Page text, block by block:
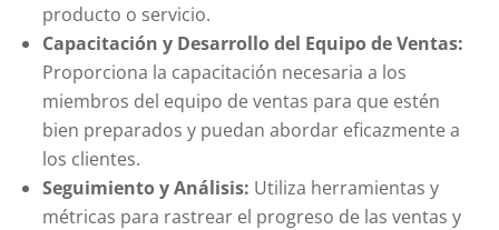
producto o servicio.
Capacitación y Desarrollo del Equipo de Ventas:
Proporciona la capacitación necesaria a los
miembros del equipo de ventas para que estén
bien preparados y puedan abordar eficazmente a
los clientes.
Seguimiento y Análisis: Utiliza herramientas y
métricas para rastrear el progreso de las ventas y